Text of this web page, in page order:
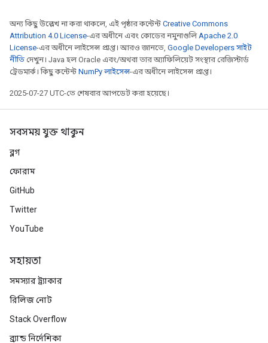
অন্য কিছু উল্লেখ না করা থাকলে, এই পৃষ্ঠার কন্টেন্ট Creative Commons
Attribution 4.0 License-এর অধীনে এবং কোডের নমুনাগুলিApache 2.0
License-এর অধীনে লাইসেন্স প্রাপ্ত। আরও জানতে, Google Developers সাইট
নীতি দেখুন। Java হল Oracle এবং/অথবা তার অ্যাফিলিয়েট সংস্থার রেজিস্টার্ড
ট্রেডমার্ক। কিছু কন্টেন্ট NumPy লাইসেন্স-এর অধীনে লাইসেন্স প্রাপ্ত।
2025-07-27 UTC-তে শেষবার আপডেট করা হয়েছে।
সবসময় যুক্ত থাকুন
ব্লগ
ফোরাম
GitHub
Twitter
YouTube
সহায়তা
সমস্যার ট্র্যাকার
রিলিজ নোট
Stack Overflow
ব্র্যান্ড নির্দেশিকা